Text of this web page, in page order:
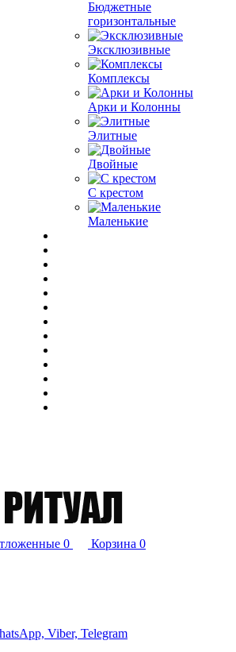
Бюджетные
горизонтальные
Эксклюзивные
Комплексы
Арки и Колонны
Элитные
Двойные
С крестом
Маленькие
0 Корзина 0
Viber, Telegram